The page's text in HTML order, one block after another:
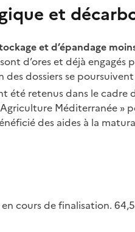
et
et d’épandage
d’ores et déjà
des dossiers se
été retenus dans le
Méditerranée »
des aides à la
cours de finalisation.